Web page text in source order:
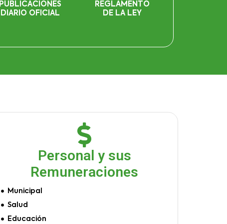
PUBLICACIONES
DIARIO OFICIAL
REGLAMENTO
DE LA LEY
Personal y sus
Remuneraciones
Municipal
Salud
Educación